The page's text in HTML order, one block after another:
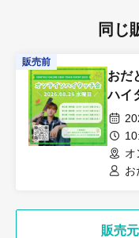
同じ
販売前
おだ
ハイ
オ
地
お
販売